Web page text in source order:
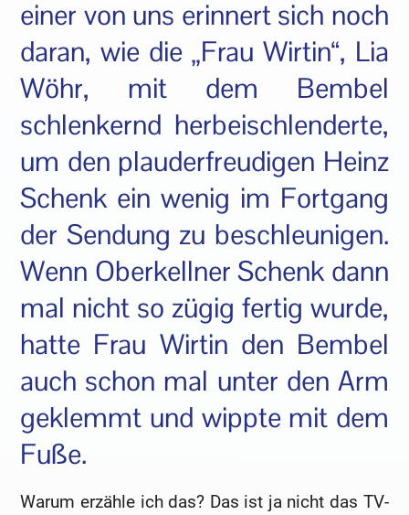
einer von uns erinnert sich noch
daran, wie die „Frau Wirtin“, Lia
Wöhr, mit dem Bembel
schlenkernd herbeischlenderte,
um den plauderfreudigen Heinz
Schenk ein wenig im Fortgang
der Sendung zu beschleunigen.
Wenn Oberkellner Schenk dann
mal nicht so zügig fertig wurde,
hatte Frau Wirtin den Bembel
auch schon mal unter den Arm
geklemmt und wippte mit dem
Fuße.
Warum erzähle ich das? Das ist ja nicht das TV-